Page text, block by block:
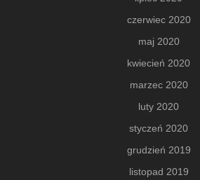
czerwiec 2020
maj 2020
kwiecień 2020
marzec 2020
luty 2020
styczeń 2020
grudzień 2019
listopad 2019